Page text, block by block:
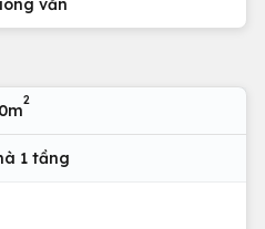
2
1 tầng